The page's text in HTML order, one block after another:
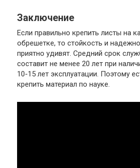
Заключение
Если правильно крепить листы на
обрешетке, то стойкость и
приятно удивят. Средний срок
составит не менее 20 лет при
10-15 лет эксплуатации. Поэтому
крепить материал по науке.